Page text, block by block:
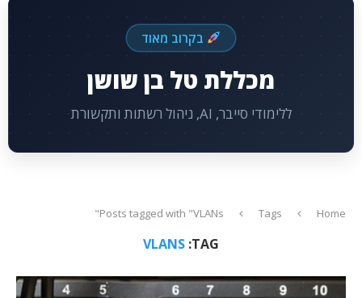
בקרוב מאוד
מכללת טל בן שושן
ללימודי סייבר, AI, ניהול רשתות ותקשורת
Home
Tags
Posts tagged with "VLANs"
TAG:
VLANS